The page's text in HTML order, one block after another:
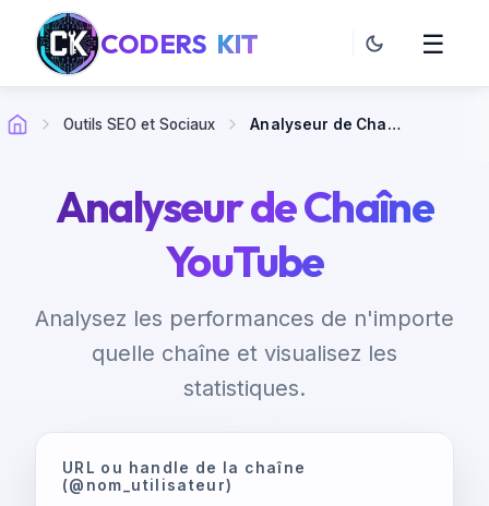
CODERS KIT ☰
Outils SEO et Sociaux Analyseur de Chaîne YouTube
Analyseur de Chaîne
YouTube
Analysez les performances de n'importe
quelle chaîne et visualisez les
statistiques.
URL ou handle de la chaîne
(@nom_utilisateur)